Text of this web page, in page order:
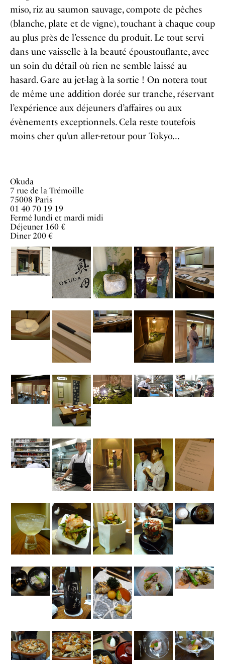
miso, riz au saumon sauvage, compote de pêches
(blanche, plate et de vigne), touchant à chaque coup
au plus près de l’essence du produit. Le tout servi
dans une vaisselle à la beauté époustouflante, avec
un soin du détail où rien ne semble laissé au
hasard. Gare au jet-lag à la sortie ! On notera tout
de même une addition dorée sur tranche, réservant
l’expérience aux déjeuners d’affaires ou aux
évènements exceptionnels. Cela reste toutefois
moins cher qu’un aller-retour pour Tokyo…
Okuda
7 rue de la Trémoille
75008 Paris
01 40 70 19 19
Fermé lundi et mardi midi
Déjeuner 160 €
Diner 200 €